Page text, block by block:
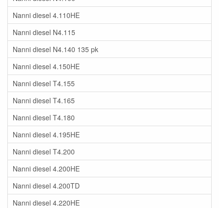
Nanni diesel 4.110HE
Nanni diesel N4.115
Nanni diesel N4.140 135 pk
Nanni diesel 4.150HE
Nanni diesel T4.155
Nanni diesel T4.165
Nanni diesel T4.180
Nanni diesel 4.195HE
Nanni diesel T4.200
Nanni diesel 4.200HE
Nanni diesel 4.200TD
Nanni diesel 4.220HE